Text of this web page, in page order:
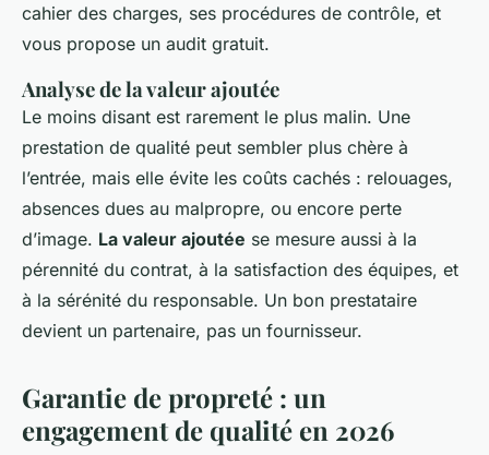
cahier des charges, ses procédures de contrôle, et
vous propose un audit gratuit.
Analyse de la valeur ajoutée
Le moins disant est rarement le plus malin. Une
prestation de qualité peut sembler plus chère à
l’entrée, mais elle évite les coûts cachés : relouages,
absences dues au malpropre, ou encore perte
d’image. La valeur ajoutée se mesure aussi à la
pérennité du contrat, à la satisfaction des équipes, et
à la sérénité du responsable. Un bon prestataire
devient un partenaire, pas un fournisseur.
Garantie de propreté : un
engagement de qualité en 2026